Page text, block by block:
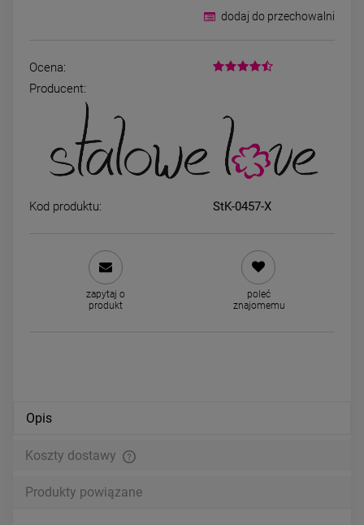
STAL CHIRURGICZNA
34,00 zł
DO KOSZYKA
Kolczyki STAL
serce małe czarne 0,5 cm
34,00 zł
DO KOSZYKA
dodaj do przechowalni
Ocena:
Producent:
Kod produktu: StK-0457-X
zapytaj o
produkt
poleć
znajomemu
Opis
Koszty dostawy
Produkty powiązane